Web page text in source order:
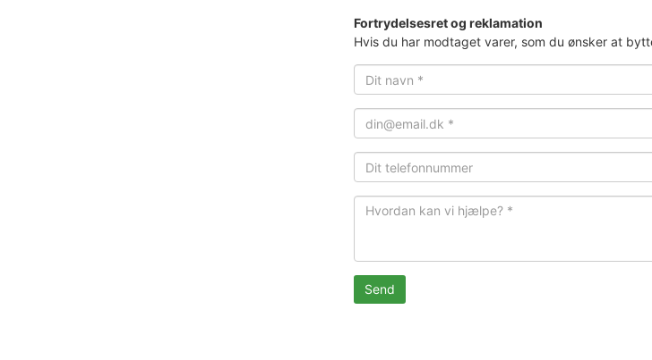
Fortrydelsesret og reklamation
Hvis du har modtaget varer, som du ønsker at
Send